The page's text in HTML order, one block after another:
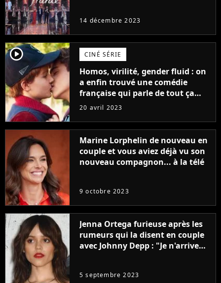
14 décembre 2023
player2 CINÉ SÉRIE
Homos, virilité, gender fluid : on
a enfin trouvé une comédie
française qui parle de tout ça
sans être super ringarde
20 avril 2023
Marine Lorphelin de nouveau en
couple et vous aviez déjà vu son
nouveau compagnon... à la télé
9 octobre 2023
Jenna Ortega furieuse après les
rumeurs qui la disent en couple
avec Johnny Depp : "Je n'arrive
5 septembre 2023